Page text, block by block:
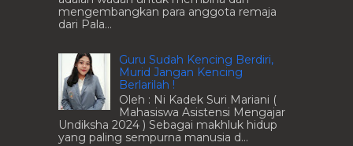
mengembangkan para anggota remaja
dari Pala...
Guru Sudah Kencing Berdiri,
Murid Jangan Kencing
Berlarilah !
Oleh : Ni Kadek Suri Mariani (
Mahasiswa Asistensi Mengajar
Undiksha 2024 ) Sebagai makhluk hidup
yang paling sempurna manusia d...